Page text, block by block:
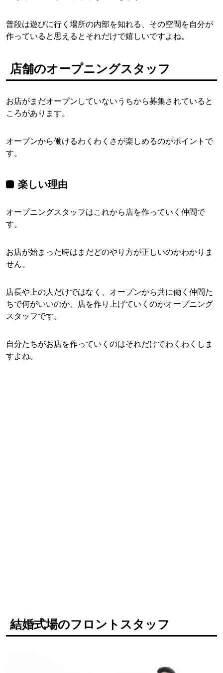
普段は遊びに行く場所の内部を知れる、その空間を自分が
作っていると思えるとそれだけで嬉しいですよね。
店舗のオープニングスタッフ
お店がまだオープンしていないうちから募集されていると
ころがあります。
オープンから働けるわくわくさが楽しめるのがポイントで
す。
楽しい理由
オープニングスタッフはこれから店を作っていく仲間で
す。
お店が始まった時はまだどのやり方が正しいのかわかりま
せん。
店長や上の人だけではなく、オープンから共に働く仲間た
ちで何がいいのか、店を作り上げていくのがオープニング
スタッフです。
自分たちがお店を作っていくのはそれだけでわくわくしま
すよね。
結婚式場のフロントスタッフ